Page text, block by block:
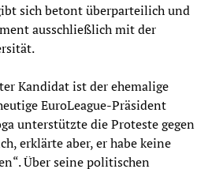
sich betont überparteilich und
ausschließlich mit der
Kandidat ist der ehemalige
EuroLeague-Präsident
unterstützte die Proteste gegen
erklärte aber, er habe keine
Über seine politischen